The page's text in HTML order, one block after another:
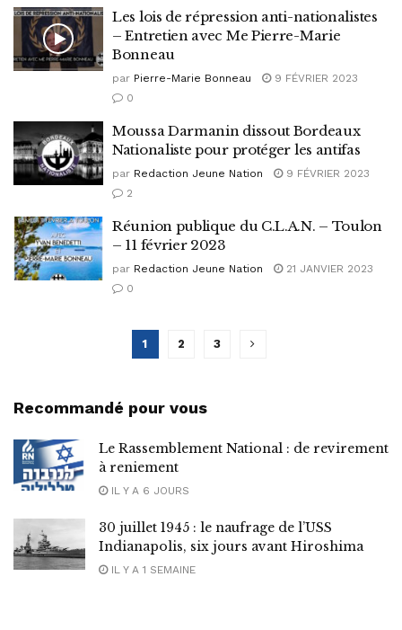
Les lois de répression anti-nationalistes
– Entretien avec Me Pierre-Marie
Bonneau
par Pierre-Marie Bonneau
9 FÉVRIER 2023
0
Moussa Darmanin dissout Bordeaux
Nationaliste pour protéger les antifas
par Redaction Jeune Nation
9 FÉVRIER 2023
2
Réunion publique du C.L.A.N. – Toulon
– 11 février 2023
par Redaction Jeune Nation
21 JANVIER 2023
0
1 2 3
Recommandé pour vous
Le Rassemblement National : de revirement
à reniement
IL Y A 6 JOURS
30 juillet 1945 : le naufrage de l’USS
Indianapolis, six jours avant Hiroshima
IL Y A 1 SEMAINE